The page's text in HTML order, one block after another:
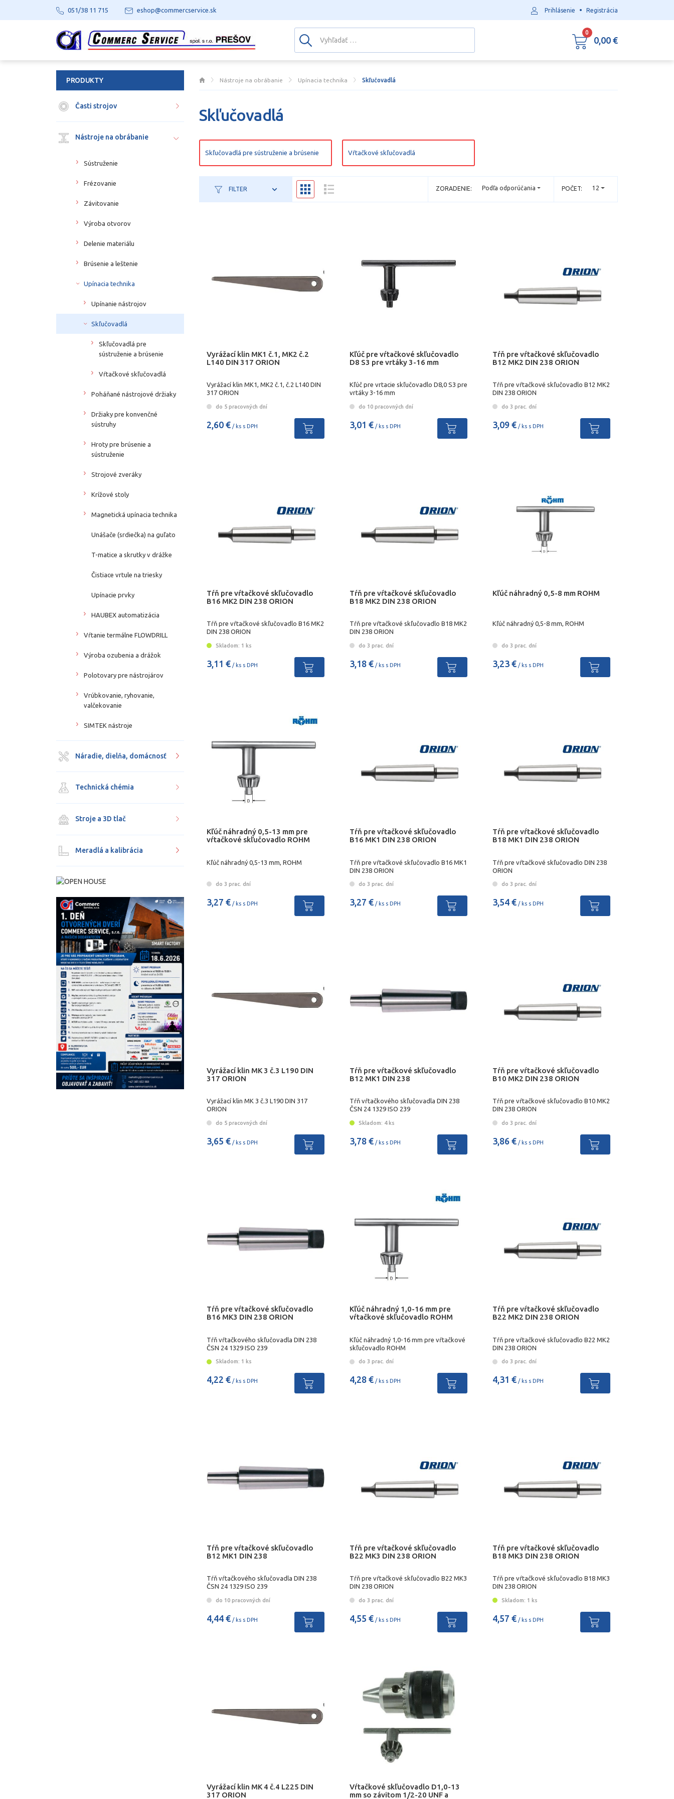
Nástroje na obrábanie Upínacia technika Skľučovadlá
Skľučovadlá
Skľučovadlá pre sústruženie a brúsenie Vŕtačkové skľučovadlá
FILTER POČET: 12
ZORADENIE: Podľa odporúčania
Vyrážací klin MK1 č.1, MK2 č.2
L140 DIN 317 ORION
Vyrážací klin MK1, MK2 č.1, č.2 L140 DIN
317 ORION
do 5 pracovných dní
2,60 € / ks s DPH
Kľúč pre vŕtačkové skľučovadlo
D8 S3 pre vrtáky 3-16 mm
Kľúč pre vrtacie skľučovadlo D8,0 S3 pre
vrtáky 3-16 mm
do 10 pracovných dní
3,01 €/ ks s DPH
Tŕň pre vŕtačkové skľučovadlo
B12 MK2 DIN 238 ORION
Tŕň pre vŕtačkové skľučovadlo B12 MK2
DIN 238 ORION
do 3 prac. dní
3,09 €/ ks s DPH
Tŕň pre vŕtačkové skľučovadlo
B16 MK2 DIN 238 ORION
Tŕň pre vŕtačkové skľučovadlo B16 MK2
DIN 238 ORION
Skladom: 1 ks
3,11 € / ks s DPH
Tŕň pre vŕtačkové skľučovadlo
B18 MK2 DIN 238 ORION
Tŕň pre vŕtačkové skľučovadlo B18 MK2
DIN 238 ORION
do 3 prac. dní
3,18 €/ ks s DPH
Kľúč náhradný 0,5-8 mm ROHM
Kľúč náhradný 0,5-8 mm, ROHM
do 3 prac. dní
3,23 €/ ks s DPH
Kľúč náhradný 0,5-13 mm pre
vŕtačkové skľučovadlo ROHM
Kľúč náhradný 0,5-13 mm, ROHM
do 3 prac. dní
3,27 € / ks s DPH
Tŕň pre vŕtačkové skľučovadlo
B16 MK1 DIN 238 ORION
Tŕň pre vŕtačkové skľučovadlo B16 MK1
DIN 238 ORION
do 3 prac. dní
3,27 €/ ks s DPH
Tŕň pre vŕtačkové skľučovadlo
B18 MK1 DIN 238 ORION
Tŕň pre vŕtačkové skľučovadlo DIN 238
ORION
do 3 prac. dní
3,54 €/ ks s DPH
Vyrážací klin MK 3 č.3 L190 DIN
317 ORION
Vyrážací klin MK 3 č.3 L190 DIN 317
ORION
do 5 pracovných dní
3,65 € / ks s DPH
Tŕň pre vŕtačkové skľučovadlo
B12 MK1 DIN 238
Tŕň vŕtačkového skľučovadla DIN 238
ČSN 24 1329 ISO 239
Skladom: 4 ks
3,78 €/ ks s DPH
Tŕň pre vŕtačkové skľučovadlo
B10 MK2 DIN 238 ORION
Tŕň pre vŕtačkové skľučovadlo B10 MK2
DIN 238 ORION
do 3 prac. dní
3,86 €/ ks s DPH
Tŕň pre vŕtačkové skľučovadlo
B16 MK3 DIN 238 ORION
Tŕň vŕtačkového skľučovadla DIN 238
ČSN 24 1329 ISO 239
Skladom: 1 ks
4,22 € / ks s DPH
Kľúč náhradný 1,0-16 mm pre
vŕtačkové skľučovadlo ROHM
Kľúč náhradný 1,0-16 mm pre vŕtačkové
skľučovadlo ROHM
do 3 prac. dní
4,28 €/ ks s DPH
Tŕň pre vŕtačkové skľučovadlo
B22 MK2 DIN 238 ORION
Tŕň pre vŕtačkové skľučovadlo B22 MK2
DIN 238 ORION
do 3 prac. dní
4,31 €/ ks s DPH
Tŕň pre vŕtačkové skľučovadlo
B12 MK1 DIN 238
Tŕň vŕtačkového skľučovadla DIN 238
ČSN 24 1329 ISO 239
do 10 pracovných dní
4,44 € / ks s DPH
Tŕň pre vŕtačkové skľučovadlo
B22 MK3 DIN 238 ORION
Tŕň pre vŕtačkové skľučovadlo B22 MK3
DIN 238 ORION
do 3 prac. dní
4,55 €/ ks s DPH
Tŕň pre vŕtačkové skľučovadlo
B18 MK3 DIN 238 ORION
Tŕň pre vŕtačkové skľučovadlo B18 MK3
DIN 238 ORION
Skladom: 1 ks
4,57 €/ ks s DPH
Vyrážací klin MK 4 č.4 L225 DIN
317 ORION
Vŕtačkové skľučovadlo D1,0-13
mm so závitom 1/2-20 UNF a
PRODUKTY
Časti strojov
Nástroje na obrábanie
Sústruženie
Frézovanie
Závitovanie
Výroba otvorov
Delenie materiálu
Brúsenie a leštenie
Upínacia technika
Upínanie nástrojov
Skľučovadlá
Skľučovadlá pre
sústruženie a brúsenie
Vŕtačkové skľučovadlá
Poháňané nástrojové držiaky
Držiaky pre konvenčné
sústruhy
Hroty pre brúsenie a
sústruženie
Strojové zveráky
Krížové stoly
Magnetická upínacia technika
Unášače (srdiečka) na guľato
T-matice a skrutky v drážke
Čistiace vrtule na triesky
Upínacie prvky
HAUBEX automatizácia
Vŕtanie termálne FLOWDRILL
Výroba ozubenia a drážok
Polotovary pre nástrojárov
Vrúbkovanie, ryhovanie,
valčekovanie
SIMTEK nástroje
Náradie, dielňa, domácnosť
Technická chémia
Stroje a 3D tlač
Meradlá a kalibrácia
051/38 11 715 eshop@commercservice.sk Prihlásenie • Registrácia
0
0,00 €